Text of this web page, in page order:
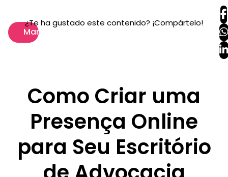
Marketing
¿Te ha gustado este contenido? ¡Compártelo!
Como Criar uma
Presença Online
para Seu Escritório